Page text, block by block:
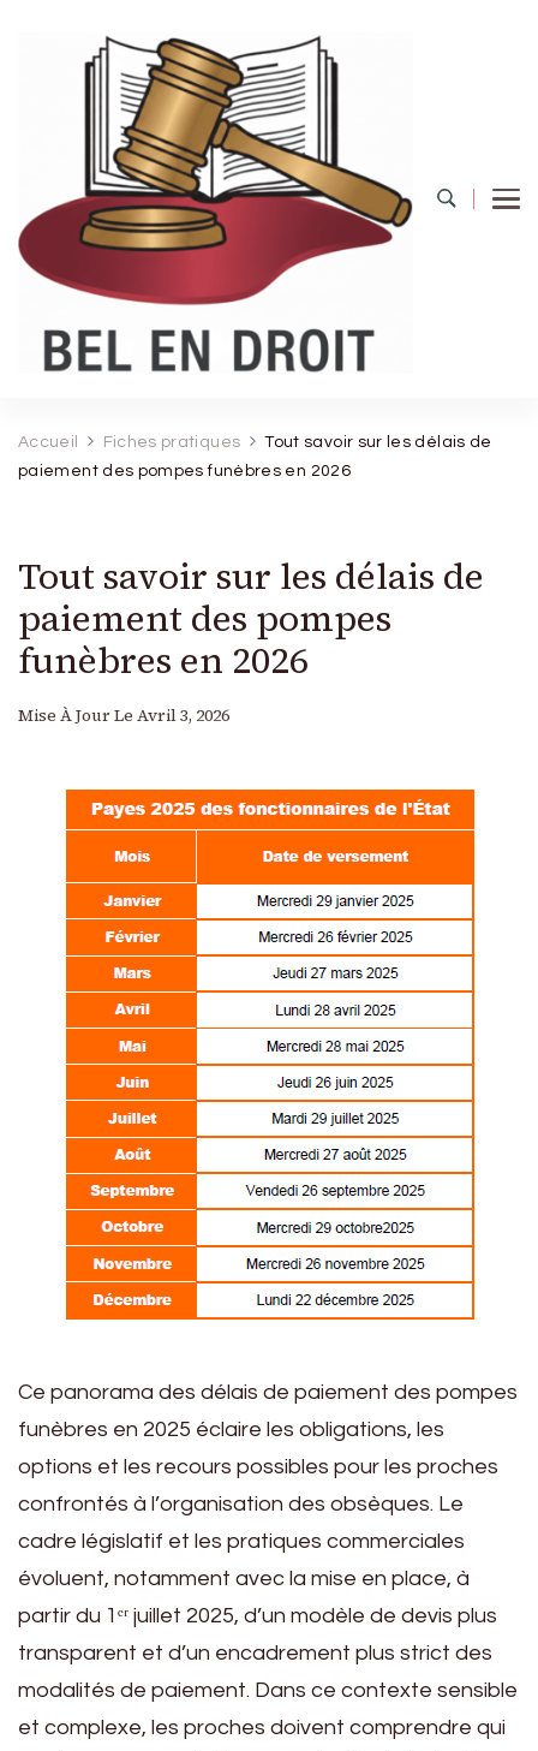
Accueil Fiches pratiques
Tout savoir sur les délais de
paiement des pompes funèbres en 2026
Tout savoir sur les délais de
paiement des pompes
funèbres en 2026
Mise À Jour Le Avril 3, 2026
Ce panorama des délais de paiement des pompes
funèbres en 2025 éclaire les obligations, les
options et les recours possibles pour les proches
confrontés à l’organisation des obsèques. Le
cadre législatif et les pratiques commerciales
évoluent, notamment avec la mise en place, à
partir du 1ᵉʳ juillet 2025, d’un modèle de devis plus
transparent et d’un encadrement plus strict des
modalités de paiement. Dans ce contexte sensible
et complexe, les proches doivent comprendre qui